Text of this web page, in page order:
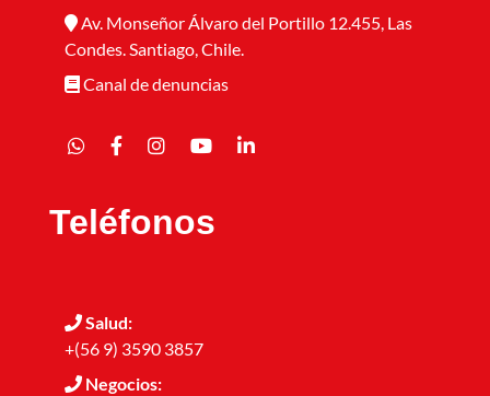
Av. Monseñor Álvaro del Portillo 12.455, Las
Condes. Santiago, Chile.
Canal de denuncias
Teléfonos
Salud:
+(56 9) 3590 3857
Negocios: